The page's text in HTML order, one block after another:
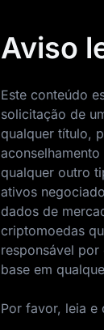
Aviso
Este conteúdo
solicitação de
qualquer título,
qualquer outro
ativos
dados de
criptomoedas
responsável
base em
Por favor, leia e